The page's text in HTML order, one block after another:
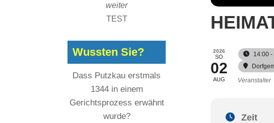
2026
SO
02
AUG
14:00
Veranstalter
Zeit
weiter
TEST
Wussten Sie?
Dass Putzkau erstmals
1344 in einem
Gerichtsprozess erwähnt
wurde?